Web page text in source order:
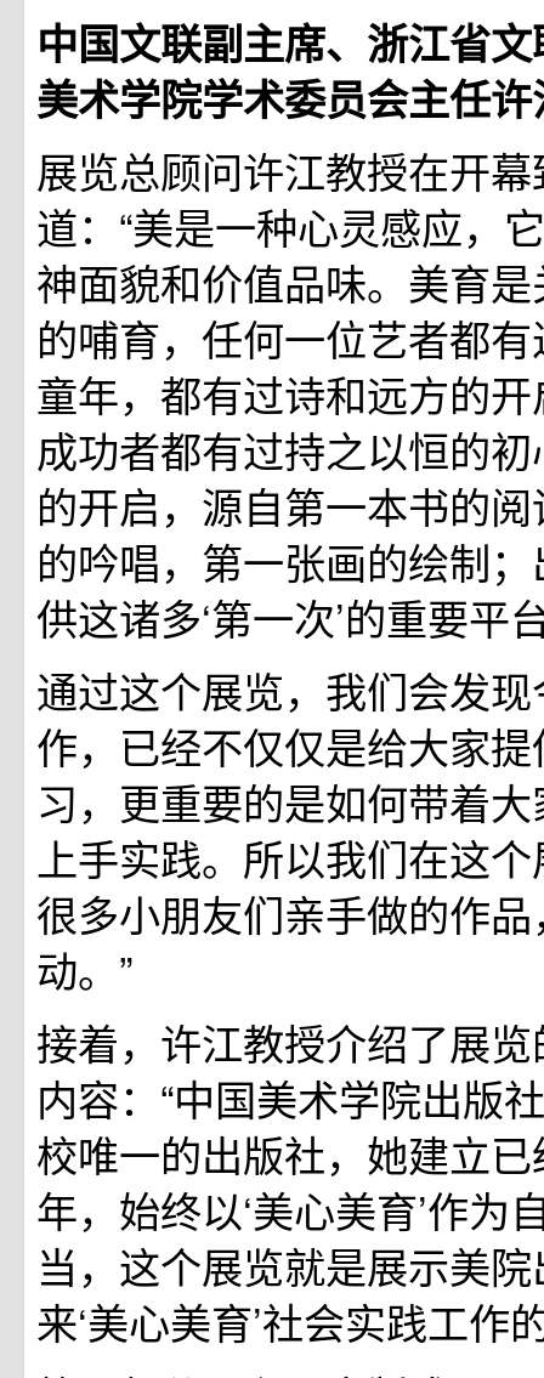
中国文联副主席、浙江省
美术学院学术委员会主任
展览总顾问许江教授在开
道：“美是一种心灵感应，
神面貌和价值品味。美育
的哺育，任何一位艺者都
童年，都有过诗和远方的
成功者都有过持之以恒的
的开启，源自第一本书的
的吟唱，第一张画的绘制
供这诸多‘第一次’的重要平
通过这个展览，我们会发
作，已经不仅仅是给大家
习，更重要的是如何带着
上手实践。所以我们在这
很多小朋友们亲手做的作
动。”
接着，许江教授介绍了展
内容：“中国美术学院出版
校唯一的出版社，她建立
年，始终以‘美心美育’作为
当，这个展览就是展示美
来‘美心美育’社会实践工作